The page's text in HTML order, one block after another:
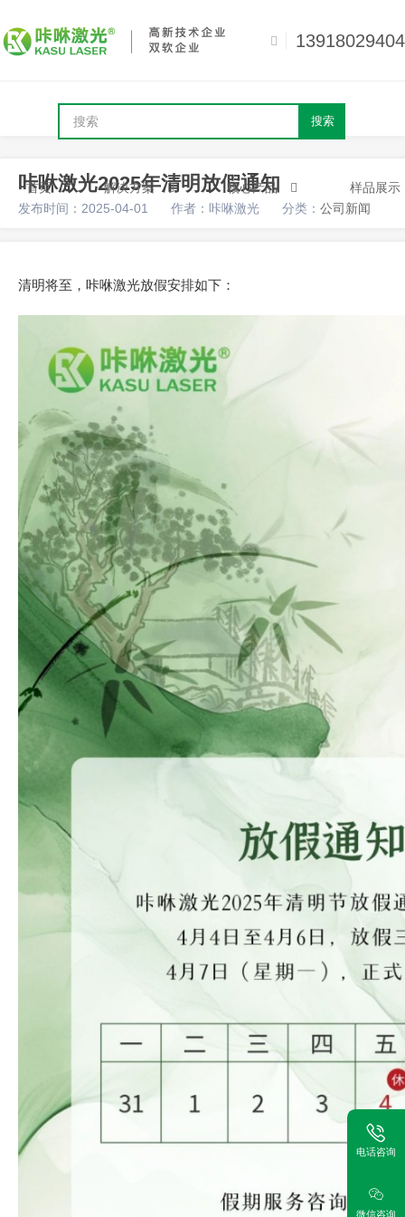
13918029404
搜索
首页 解决方案 核心产品 样品展示
咔咻激光2025年清明放假通知
发布时间：2025-04-01 作者：咔咻激光 分类： 公司新闻
清明将至，咔咻激光放假安排如下：
电话咨询
微信咨询